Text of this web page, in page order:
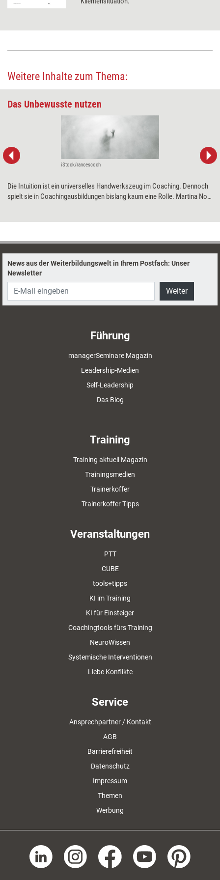
Weitere Inhalte zum Thema:
Das Unbewusste nutzen
iStock/rancescoch
Die Intuition ist ein universelles Handwerkszeug im Coaching. Dennoch
spielt sie in Coachingausbildungen bislang kaum eine Rolle. Martina Nohl
News aus der Weiterbildungswelt in Ihrem Postfach: Unser
Newsletter
Weiter
Führung
managerSeminare Magazin
Leadership-Medien
Self-Leadership
Das Blog
Training
Training aktuell Magazin
Trainingsmedien
Trainerkoffer
Trainerkoffer Tipps
Veranstaltungen
PTT
CUBE
tools+tipps
KI im Training
KI für Einsteiger
Coachingtools fürs Training
NeuroWissen
Systemische Interventionen
Liebe Konflikte
Service
Ansprechpartner / Kontakt
AGB
Barrierefreiheit
Datenschutz
Impressum
Themen
Werbung